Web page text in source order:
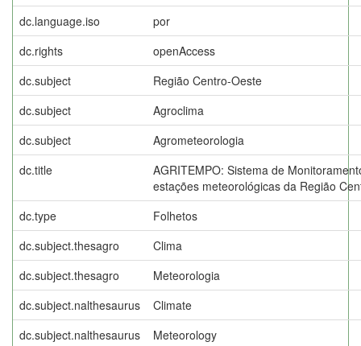
dc.language.iso
por
dc.rights
openAccess
dc.subject
Região Centro-Oeste
dc.subject
Agroclima
dc.subject
Agrometeorologia
dc.title
AGRITEMPO: Sistema de
estações meteorológicas da Região
dc.type
Folhetos
dc.subject.thesagro
Clima
dc.subject.thesagro
Meteorologia
dc.subject.nalthesaurus
Climate
dc.subject.nalthesaurus
Meteorology